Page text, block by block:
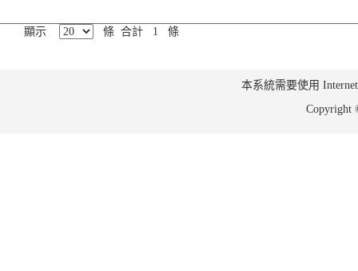
顯示 條 合計 1 條
本系統需要使用
Copyright